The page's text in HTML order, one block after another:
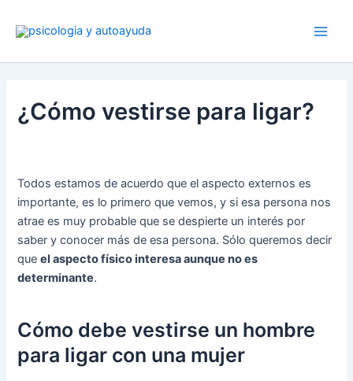
¿Cómo vestirse para ligar?
Todos estamos de acuerdo que el aspecto externos es
importante, es lo primero que vemos, y si esa persona nos
atrae es muy probable que se despierte un interés por
saber y conocer más de esa persona. Sólo queremos decir
queel aspecto físico interesa aunque no es
determinante.
Cómo debe vestirse un hombre
para ligar con una mujer